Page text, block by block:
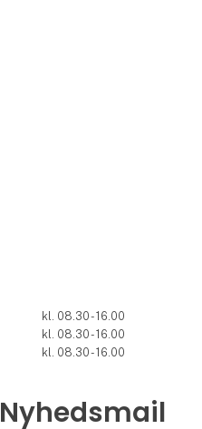
kl. 08.30 - 16.00
kl. 08.30 - 16.00
kl. 08.30 - 16.00
Nyhedsmail